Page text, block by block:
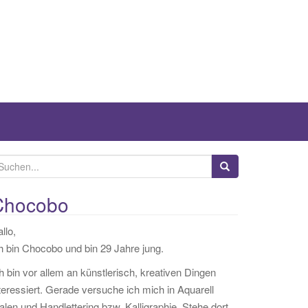
bin Chocobo und bin 29 Jahre jung.
bin vor allem an künstlerisch, kreativen Dingen
Gerade versuche ich mich in Aquarell